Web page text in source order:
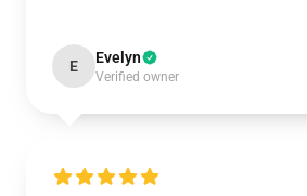
E Evelyn
Verified owner